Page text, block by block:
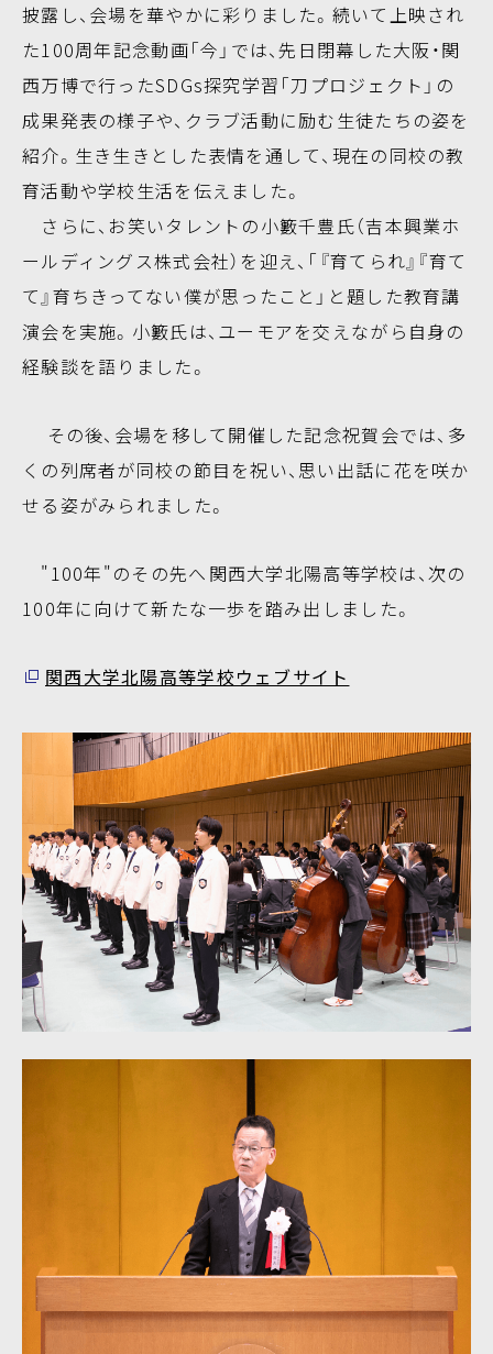
披露し、会場を華やかに彩りました。続いて上映され
た100周年記念動画「今」では、先日閉幕した大阪・関
西万博で行ったSDGs探究学習「刀プロジェクト」の
成果発表の様子や、クラブ活動に励む生徒たちの姿を
紹介。生き生きとした表情を通して、現在の同校の教
育活動や学校生活を伝えました。
さらに、お笑いタレントの小籔千豊氏（吉本興業ホ
ールディングス株式会社）を迎え、「『育てられ』『育て
て』育ちきってない僕が思ったこと」と題した教育講
演会を実施。小籔氏は、ユーモアを交えながら自身の
経験談を語りました。
その後、会場を移して開催した記念祝賀会では、多
くの列席者が同校の節目を祝い、思い出話に花を咲か
せる姿がみられました。
"100年"のその先へ――関西大学北陽高等学校は、次の
100年に向けて新たな一歩を踏み出しました。
関西大学北陽高等学校ウェブサイト